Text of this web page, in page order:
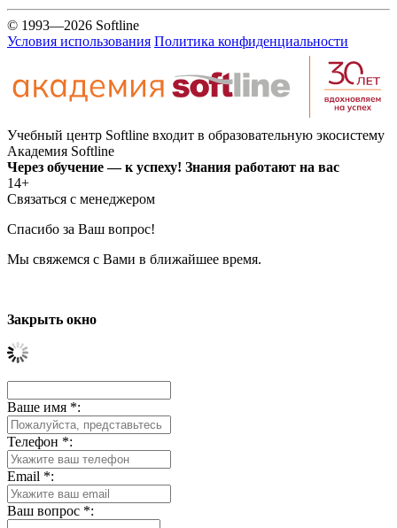
© 1993—2026 Softline
Условия использования Политика конфиденциальности
Учебный центр Softline входит в образовательную экосистему
Академия Softline
Через обучение — к успеху! Знания работают на вас
14+
Связаться с менеджером
Спасибо за Ваш вопрос!
Мы свяжемся с Вами в ближайшее время.
Закрыть окно
Ваше имя *:
Телефон *:
Email *:
Ваш вопрос *: